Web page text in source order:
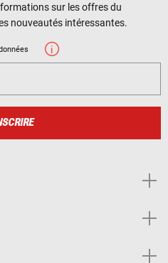
sur les offres du
nouveautés intéressantes.